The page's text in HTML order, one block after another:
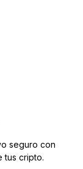
seguro con
tus cripto.